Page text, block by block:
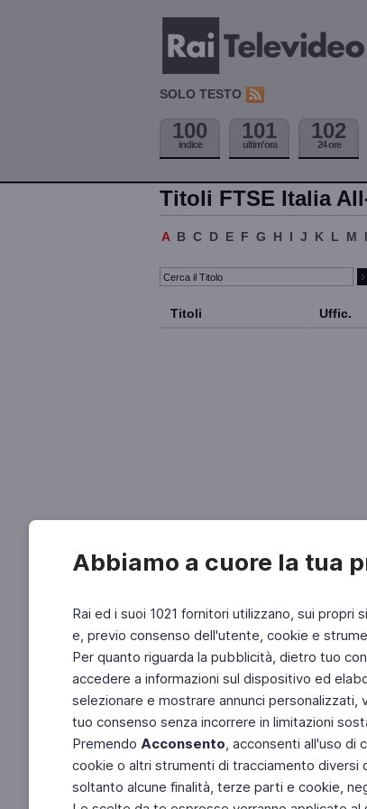
Abbiamo a cuore la tua
Rai ed i suoi 1021 fornitori utilizzano, sui
e, previo consenso dell'utente, cookie e
Per quanto riguarda la pubblicità, dietro tuo
accedere a informazioni sul dispositivo ed
selezionare e mostrare annunci
tuo consenso senza incorrere in limitazioni
Premendo Acconsento, acconsenti all'uso di
cookie o altri strumenti di tracciamento diversi
soltanto alcune finalità, terze parti e cookie,
SOLO TESTO
100
indice
101
ultim'ora
102
24 ore
Titoli FTSE Italia
A B C D E F G H I J K L M
Titoli Uffic.